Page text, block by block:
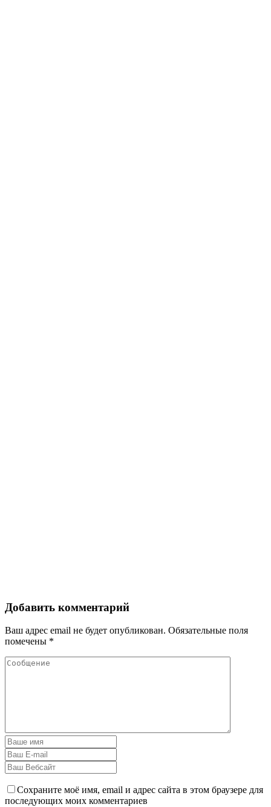
Добавить комментарий
Ваш адрес email не будет опубликован. Обязательные поля
помечены *
Сохраните моё имя, email и адрес сайта в этом браузере для
последующих моих комментариев